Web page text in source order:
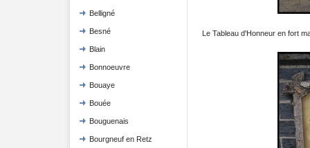
Belligné
Besné
Blain
Bonnoeuvre
Bouaye
Bouée
Bouguenais
Bourgneuf en Retz
Le Tableau d'Honneur en fort